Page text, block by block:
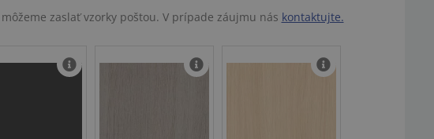
zaslať vzorky poštou. V prípade záujmu nás kontaktujte.